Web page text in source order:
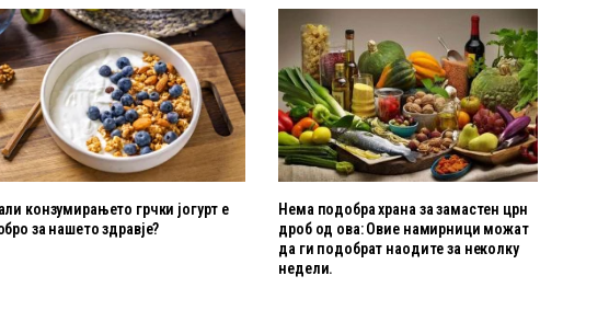
конзумирањето грчки јогурт е
за нашето здравје?
Нема подобра храна за замастен црн
дроб од ова: Овие намирници можат
да ги подобрат наодите за неколку
недели.